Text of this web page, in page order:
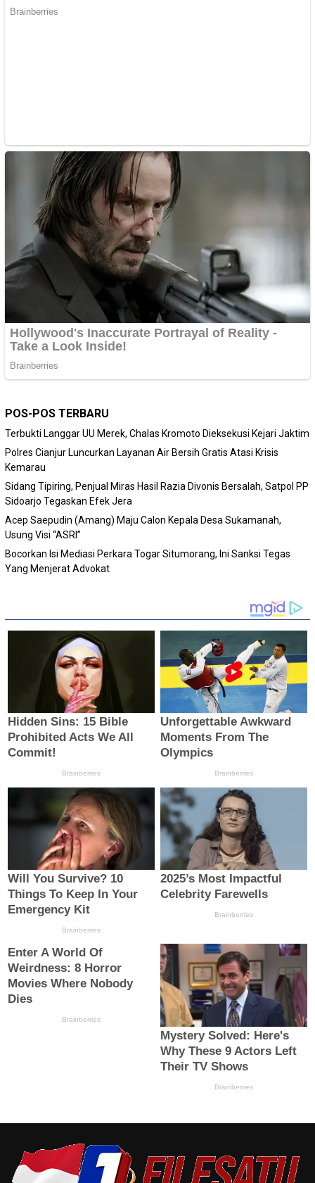
POS-POS TERBARU
Terbukti Langgar UU Merek, Chalas Kromoto Dieksekusi Kejari Jaktim
Polres Cianjur Luncurkan Layanan Air Bersih Gratis Atasi Krisis
Kemarau
Sidang Tipiring, Penjual Miras Hasil Razia Divonis Bersalah, Satpol PP
Sidoarjo Tegaskan Efek Jera
Acep Saepudin (Amang) Maju Calon Kepala Desa Sukamanah,
Usung Visi “ASRI”
Bocorkan Isi Mediasi Perkara Togar Situmorang, Ini Sanksi Tegas
Yang Menjerat Advokat